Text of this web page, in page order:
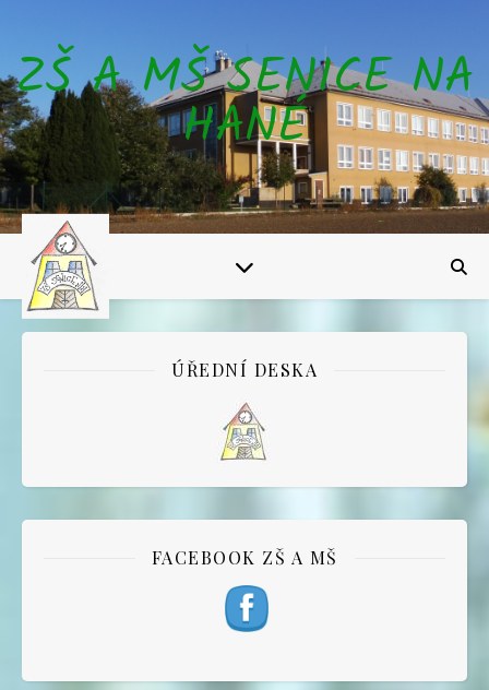
ZŠ A MŠ SENICE NA
HANÉ
ÚŘEDNÍ DESKA
FACEBOOK ZŠ A MŠ